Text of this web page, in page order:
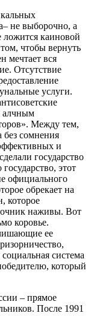
не выборочно, а
ложится каиновой
чтобы вернуть
мечтает вся
Отсутствие
услуги.
алчным
Между тем,
без сомнения
и
государство
этот
официального
обрекает на
которое
наживы. Вот
коровье.
ее
система
который
– прямое
После 1991